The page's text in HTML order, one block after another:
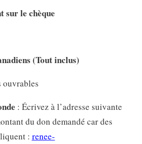
sur le chèque
(Tout inclus)
: Écrivez à l’adresse suivante
du don demandé car des
: renee-